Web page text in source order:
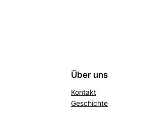
Über uns
Kontakt
Geschichte